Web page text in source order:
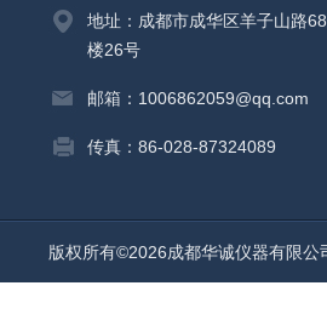
地址：成都市成华区羊子山路
楼26号
邮箱：1006862059@qq.com
传真：86-028-87324089
版权所有©2026成都华诚仪器有限